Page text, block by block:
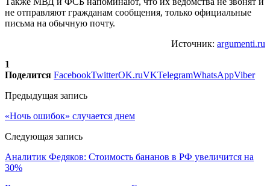
не отправляют гражданам сообщения, только официальные
письма на обычную почту.
Источник: argumenti.ru
1
Поделится FacebookTwitterOK.ruVKTelegramWhatsAppViber
Предыдущая запись
«Ночь ошибок» случается днем
Следующая запись
Аналитик Федяков: Стоимость бананов в РФ увеличится на
30%